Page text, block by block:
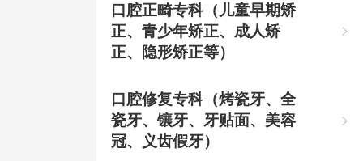
口腔正畸专科（儿童早期矫
正、青少年矫正、成人矫
正、隐形矫正等）

口腔修复专科（烤瓷牙、全
瓷牙、镶牙、牙贴面、美容
冠、义齿假牙）
